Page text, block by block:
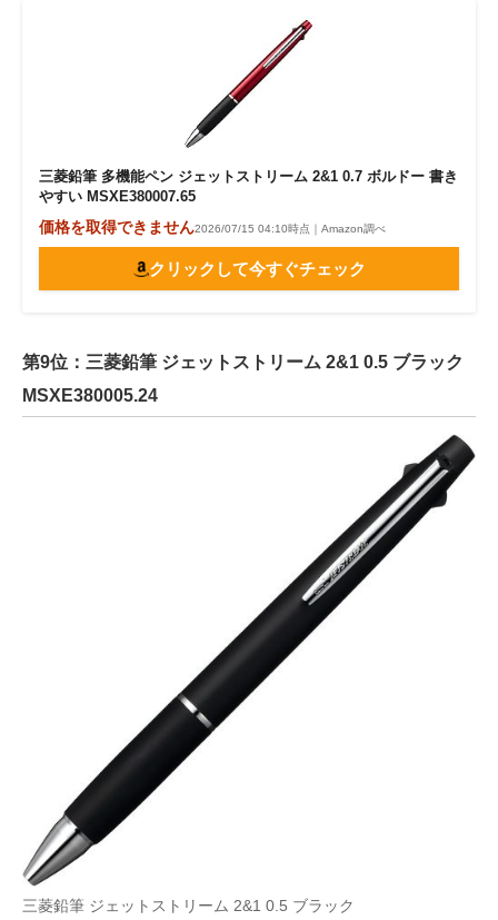
三菱鉛筆 多機能ペン ジェットストリーム 2&1 0.7 ボルドー 書き
やすい MSXE380007.65
価格を取得できません2026/07/15 04:10時点｜Amazon調べ
クリックして今すぐチェック
第9位：三菱鉛筆 ジェットストリーム 2&1 0.5 ブラック
MSXE380005.24
三菱鉛筆 ジェットストリーム 2&1 0.5 ブラック